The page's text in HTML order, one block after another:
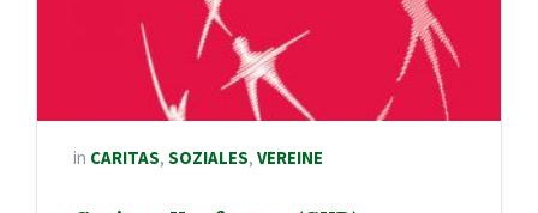
in CARITAS, SOZIALES, VEREINE